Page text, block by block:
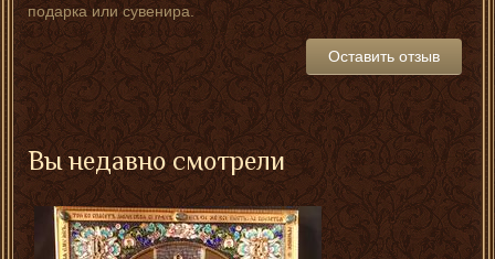
подарка или сувенира.
Оставить отзыв
Вы недавно смотрели